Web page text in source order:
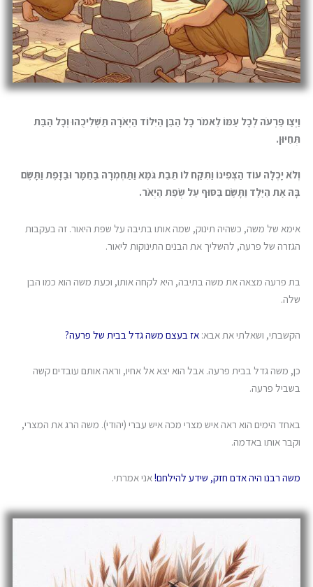
וַיְצַו פַּרְעֹה לְכָל עַמּוֹ לֵאמֹר כָּל הַבֵּן הַיִּלּוֹד הַיְאֹרָה תַּשְׁלִיכֻהוּ וְכָל הַבַּת
תְּחַיּוּן.
וְלֹא יָכְלָה עוֹד הַצְּפִינוֹ וַתִּקַּח לוֹ תֵּבַת גֹּמֶא וַתַּחְמְרָה בַחֵמָר וּבַזָּפֶת וַתָּשֶׂם
בָּהּ אֶת הַיֶּלֶד וַתָּשֶׂם בַּסּוּף עַל שְׂפַת הַיְאֹר.
אימא של משה, כשהיה תינוק, שמה אותו בתיבה על שפת היאור. זה בעקבות
הגזרה של פרעה, להשליך את הבנים התינוקות ליאור.
בת פרעה מצאה את משה בתיבה, היא לקחה אותו, וכעת משה הוא כמו הבן
שלה.
הקשבתי, ושאלתי את אבא:אז בעצם משה גדל בבית של פרעה?
כן, משה גדל בבית פרעה. אבל הוא יצא אל אחיו, וראה אותם עובדים קשה
בשביל פרעה.
באחד הימים הוא ראה איש מצרי מכה איש עברי (יהודי). משה הרג את המצרי,
וקבר אותו באדמה.
משה רבנו היה אדם חזק, שידע להילחם!אני אמרתי.